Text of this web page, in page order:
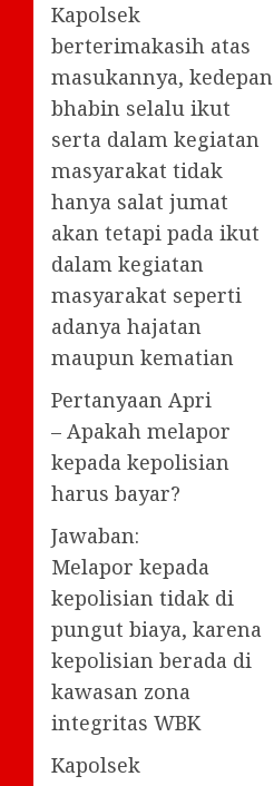
Kapolsek
berterimakasih atas
masukannya, kedepan
bhabin selalu ikut
serta dalam kegiatan
masyarakat tidak
hanya salat jumat
akan tetapi pada ikut
dalam kegiatan
masyarakat seperti
adanya hajatan
maupun kematian
Pertanyaan Apri
– Apakah melapor
kepada kepolisian
harus bayar?
Jawaban:
Melapor kepada
kepolisian tidak di
pungut biaya, karena
kepolisian berada di
kawasan zona
integritas WBK
Kapolsek